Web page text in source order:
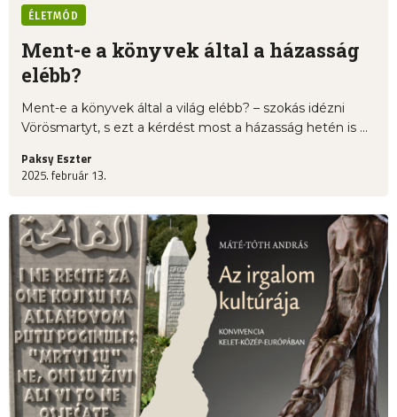
ÉLETMÓD
Ment-e a könyvek által a házasság
elébb?
Ment-e a könyvek által a világ elébb? – szokás idézni
Vörösmartyt, s ezt a kérdést most a házasság hetén is ...
Paksy Eszter
2025. február 13.